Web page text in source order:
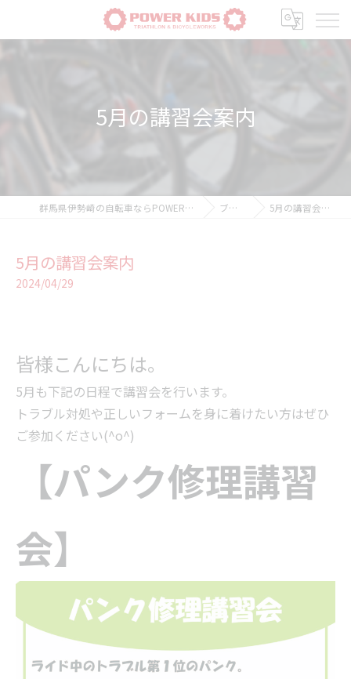
5月の講習会案内
群馬県伊勢崎の自転車ならPOWER-KIDS ブログ 5月の講習会案内
5月の講習会案内
2024/04/29
皆様こんにちは。
5月も下記の日程で講習会を行います。
トラブル対処や正しいフォームを身に着けたい方はぜひ
ご参加ください(^o^)
【パンク修理講習
会】